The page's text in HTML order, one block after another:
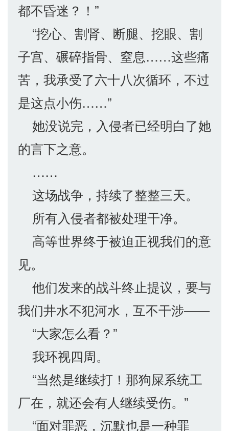
都不昏迷？！”
“挖心、割肾、断腿、挖眼、割
子宫、碾碎指骨、窒息……这些痛
苦，我承受了六十八次循环，不过
是这点小伤……”
她没说完，入侵者已经明白了她
的言下之意。
……
这场战争，持续了整整三天。
所有入侵者都被处理干净。
高等世界终于被迫正视我们的意
见。
他们发来的战斗终止提议，要与
我们井水不犯河水，互不干涉——
“大家怎么看？”
我环视四周。
“当然是继续打！那狗屎系统工
厂在，就还会有人继续受伤。”
“面对罪恶，沉默也是一种罪